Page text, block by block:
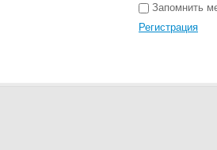
Запомнить
Регистрация